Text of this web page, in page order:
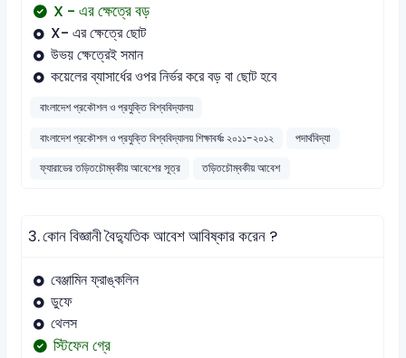
X - এর ক্ষেত্রে বড়
X- এর ক্ষেত্রে ছোট
উভয় ক্ষেত্রেই সমান
কয়েলের ব্যাসার্ধের ওপর নির্ভর করে বড় বা ছোট হবে
বাংলাদেশ প্রকৌশল ও প্রযুক্তি বিশ্ববিদ্যালয়
বাংলাদেশ প্রকৌশল ও প্রযুক্তি বিশ্ববিদ্যালয় শিক্ষাবর্ষঃ ২০১১-২০১২
পদার্থবিদ্যা
ফ্যারাডের তড়িতচৌম্বকীয় আবেশের সূত্র
তড়িতচৌম্বকীয় আবেশ
3.কোন বিজ্ঞানী বৈদ্যুতিক আবেশ আবিষ্কার করেন ?
বেঞ্জামিন ফ্রাঙ্কলিন
ডুফে
থেলস
স্টিফেন গ্রে